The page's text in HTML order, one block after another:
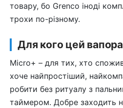
товару, бо Grenco іноді
трохи по-різному.
Для кого цей
Micro+ – для тих, хто
хоче найпростіший,
робити без ритуалу з
таймером. Добре заходить